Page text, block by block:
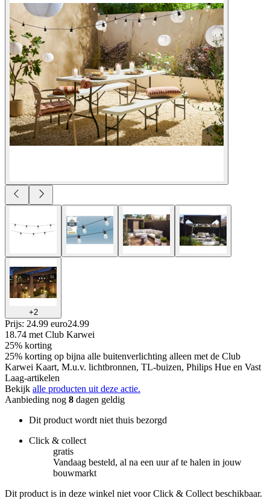
+2
Prijs: 24.99 euro24.99
18.74 met Club Karwei
25% korting
25% korting op bijna alle buitenverlichting alleen met de Club
Karwei Kaart, M.u.v. lichtbronnen, TL-buizen, Philips Hue en Vast
Laag-artikelen
Bekijk alle producten uit deze actie.
Aanbieding nog 8 dagen geldig
Dit product wordt niet thuis bezorgd
Click & collect
gratis
Vandaag besteld, al na een uur af te halen in jouw
bouwmarkt
Dit product is in deze winkel niet voor Click & Collect beschikbaar.